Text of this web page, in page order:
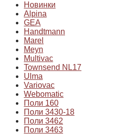
Новинки
Alpina
GEA
Handtmann
Marel
Meyn
Multivac
Townsend NL17
Ulma
Variovac
Webomatic
Поли 160
Поли 3430-18
Поли 3462
Поли 3463